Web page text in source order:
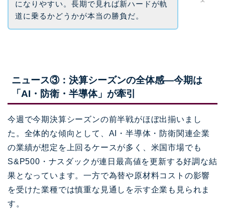
になりやすい。長期で見れば新ハードが軌
道に乗るかどうかが本当の勝負だ。
ニュース③：決算シーズンの全体感―今期は
「AI・防衛・半導体」が牽引
今週で今期決算シーズンの前半戦がほぼ出揃いまし
た。全体的な傾向として、AI・半導体・防衛関連企業
の業績が想定を上回るケースが多く、米国市場でも
S&P500・ナスダックが連日最高値を更新する好調な結
果となっています。一方で為替や原材料コストの影響
を受けた業種では慎重な見通しを示す企業も見られま
す。